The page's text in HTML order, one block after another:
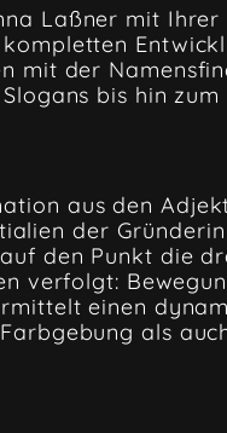
Laßner mit Ihrer
mit der
bis hin zum
aus den
der Gründerin
den Punkt die
verfolgt:
einen
als